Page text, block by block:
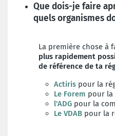
Que dois-je faire
quels organismes
La première chose à
plus rapidement
de référence de ta
Actiris pour la
Le Forem pour la
l'ADG pour la
Le VDAB pour la